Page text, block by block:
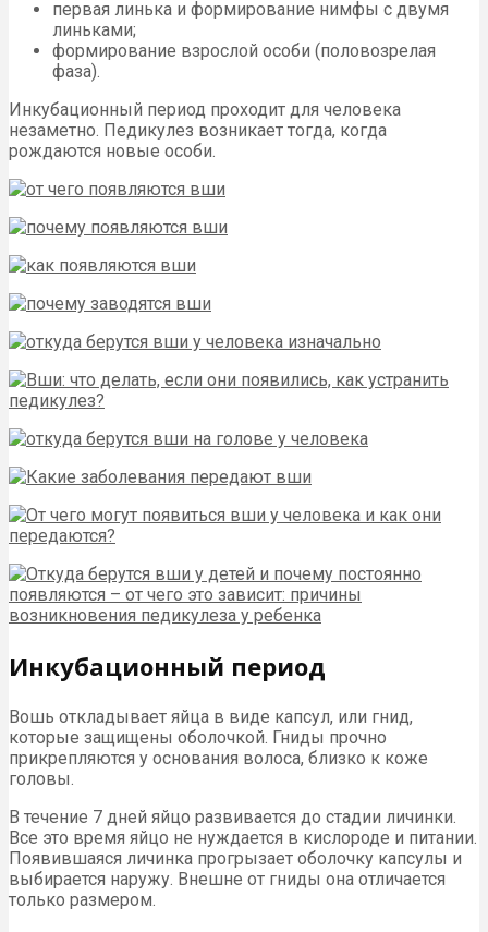
первая линька и формирование нимфы с двумя
линьками;
формирование взрослой особи (половозрелая
фаза).
Инкубационный период проходит для человека
незаметно. Педикулез возникает тогда, когда
рождаются новые особи.
Инкубационный период
Вошь откладывает яйца в виде капсул, или гнид,
которые защищены оболочкой. Гниды прочно
прикрепляются у основания волоса, близко к коже
головы.
В течение 7 дней яйцо развивается до стадии личинки.
Все это время яйцо не нуждается в кислороде и питании.
Появившаяся личинка прогрызает оболочку капсулы и
выбирается наружу. Внешне от гниды она отличается
только размером.